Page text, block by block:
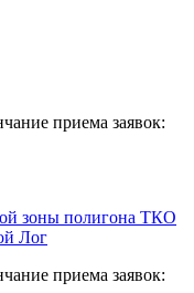
приема заявок:
зоны полигона ТКО
Лог
приема заявок: